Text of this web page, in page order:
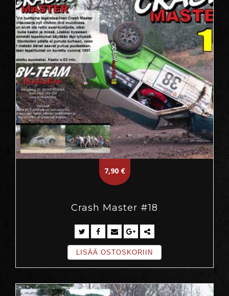
7,90 €
Crash Master #18
LISÄÄ OSTOSKORIIN